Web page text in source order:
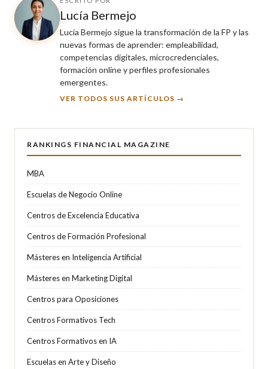
Lucía Bermejo
Lucía Bermejo sigue la transformación de la FP y las
nuevas formas de aprender: empleabilidad,
competencias digitales, microcredenciales,
formación online y perfiles profesionales
emergentes.
VER TODOS SUS ARTÍCULOS →
RANKINGS FINANCIAL MAGAZINE
MBA
Escuelas de Negocio Online
Centros de Excelencia Educativa
Centros de Formación Profesional
Másteres en Inteligencia Artificial
Másteres en Marketing Digital
Centros para Oposiciones
Centros Formativos Tech
Centros Formativos en IA
Escuelas en Arte y Diseño